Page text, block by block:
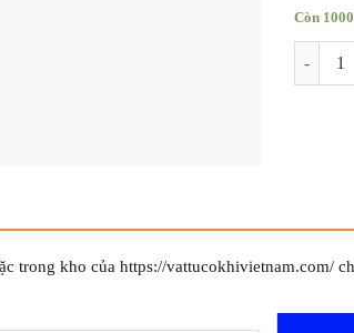
Còn
trong kho của https://vattucokhivietnam.com/